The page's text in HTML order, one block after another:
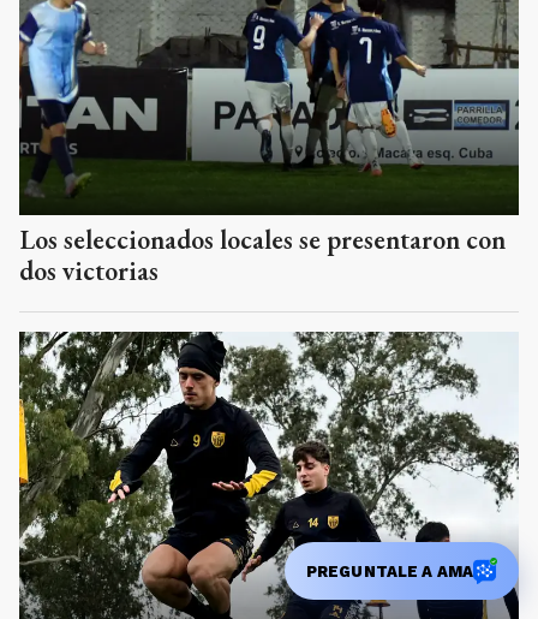
Los seleccionados locales se presentaron con
dos victorias
PREGUNTALE A AMA